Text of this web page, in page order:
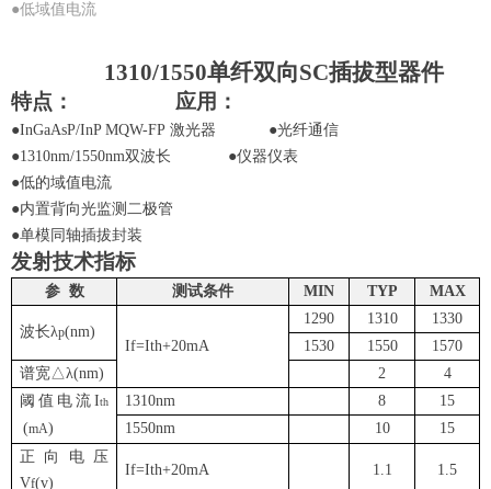
●低域值电流
1310/1550单纤双向SC插拔型器件
特点： 应用：
●InGaAsP/InP MQW-FP 激光器
●光纤通信
●1310nm/1550nm双波长 ●仪器仪表
●低的域值电流
●内置背向光监测二极管
●单模同轴插拔封装
发射技术指标
参 数 测试条件 MIN TYP MAX
波长λp(nm)
If=Ith+20mA
1290 1310 1330
1530
1550
1570
谱宽△λ(nm) 2
4
阈值电流 Ith
(mA)
1310nm 8
15
1550nm
10
15
正向电压
Vf(v)
If=Ith+20mA 1.1 1.5